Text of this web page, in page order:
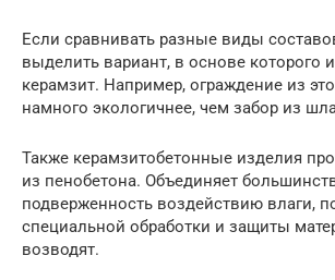
Если сравнивать разные виды
выделить вариант, в основе которого
керамзит. Например, ограждение из
намного экологичнее, чем забор из
Также керамзитобетонные изделия
из пенобетона. Объединяет
подверженность воздействию влаги,
специальной обработки и защиты
возводят.